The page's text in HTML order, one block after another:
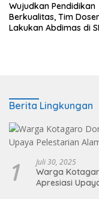
Wujudkan Pendidikan
Berkualitas, Tim
Lakukan Abdimas di
Berita Lingkungan
1 Juli 30, 2025
Warga
Apresiasi